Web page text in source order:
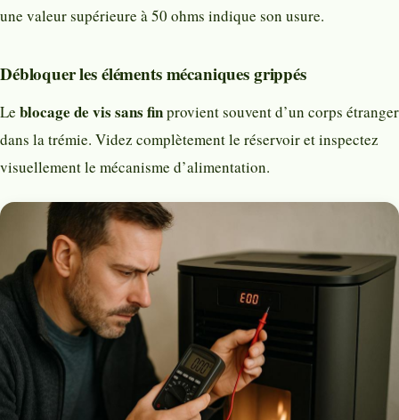
une valeur supérieure à 50 ohms indique son usure.
Débloquer les éléments mécaniques grippés
Le blocage de vis sans finprovient souvent d’un corps étranger
dans la trémie. Videz complètement le réservoir et inspectez
visuellement le mécanisme d’alimentation.